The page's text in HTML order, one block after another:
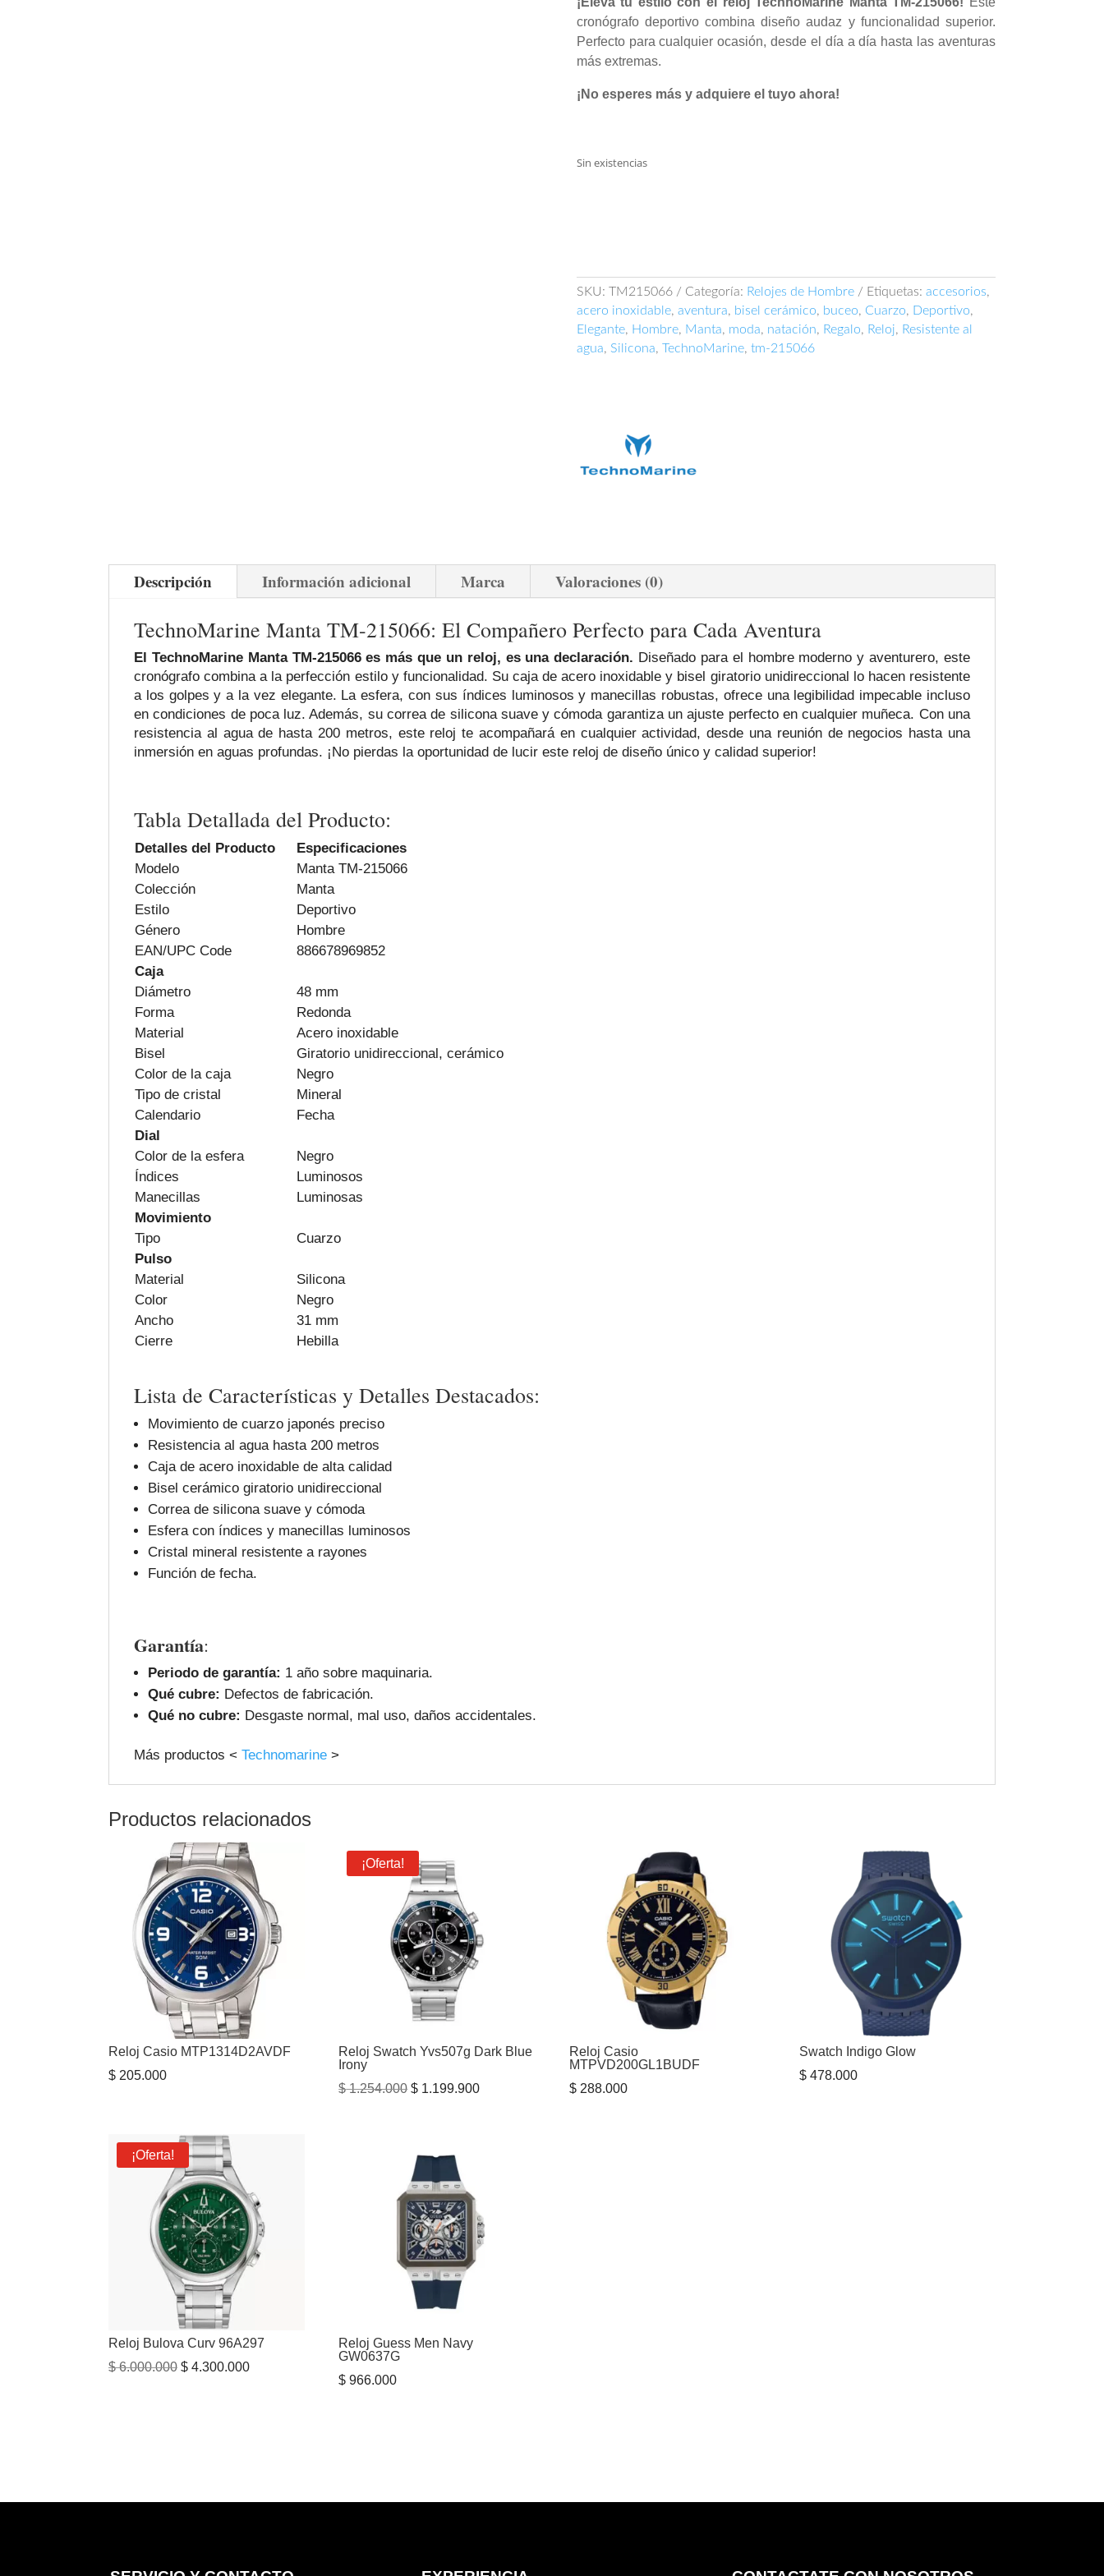
cronógrafo deportivo combina diseño audaz y funcionalidad superior.
Perfecto para cualquier ocasión, desde el día a día hasta las aventuras
más extremas.
¡No esperes más y adquiere el tuyo ahora!
Sin existencias
SKU: TM215066 Categoría: Relojes de Hombre Etiquetas: accesorios,
acero inoxidable, aventura, bisel cerámico, buceo, Cuarzo, Deportivo,
Elegante, Hombre, Manta, moda, natación, Regalo, Reloj, Resistente al
agua, Silicona, TechnoMarine, tm-215066
Descripción Información adicional Marca Valoraciones (0)
TechnoMarine Manta TM-215066: El Compañero Perfecto para Cada Aventura
El TechnoMarine Manta TM-215066 es más que un reloj, es una declaración. Diseñado para el hombre moderno y aventurero, este
cronógrafo combina a la perfección estilo y funcionalidad. Su caja de acero inoxidable y bisel giratorio unidireccional lo hacen resistente
a los golpes y a la vez elegante. La esfera, con sus índices luminosos y manecillas robustas, ofrece una legibilidad impecable incluso
en condiciones de poca luz. Además, su correa de silicona suave y cómoda garantiza un ajuste perfecto en cualquier muñeca. Con una
resistencia al agua de hasta 200 metros, este reloj te acompañará en cualquier actividad, desde una reunión de negocios hasta una
inmersión en aguas profundas. ¡No pierdas la oportunidad de lucir este reloj de diseño único y calidad superior!
Tabla Detallada del Producto:
Detalles del Producto
Especificaciones
Modelo
Manta TM-215066
Colección
Manta
Estilo
Deportivo
Género
Hombre
EAN/UPC Code
886678969852
Caja
Diámetro
48 mm
Forma
Redonda
Material
Acero inoxidable
Bisel
Giratorio unidireccional, cerámico
Color de la caja
Negro
Tipo de cristal
Mineral
Calendario
Fecha
Dial
Color de la esfera
Negro
Índices
Luminosos
Manecillas
Luminosas
Movimiento
Tipo
Cuarzo
Pulso
Material
Silicona
Color
Negro
Ancho
31 mm
Cierre
Hebilla
Lista de Características y Detalles Destacados:
Movimiento de cuarzo japonés preciso
Resistencia al agua hasta 200 metros
Caja de acero inoxidable de alta calidad
Bisel cerámico giratorio unidireccional
Correa de silicona suave y cómoda
Esfera con índices y manecillas luminosos
Cristal mineral resistente a rayones
Función de fecha.
Garantía:
Periodo de garantía: 1 año sobre maquinaria.
Qué cubre: Defectos de fabricación.
Qué no cubre: Desgaste normal, mal uso, daños accidentales.
Más productos < Technomarine >
Productos relacionados
Reloj Casio MTP1314D2AVDF
$ 205.000
¡Oferta!
Reloj Swatch Yvs507g Dark Blue
Irony
$1.254.000 El
era:
$ 1.254.000.
$ 1.199.900El
Reloj Casio
MTPVD200GL1BUDF
$288.000
Swatch Indigo Glow
$478.000
¡Oferta!
Reloj Bulova Curv 96A297
$6.000.000 El
$ 4.300.000El
Reloj Guess Men Navy
GW0637G
$ 966.000